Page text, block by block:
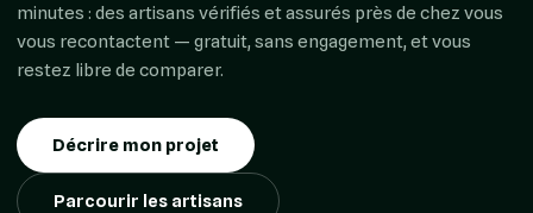
minutes : des artisans vérifiés et assurés près de chez vous
vous recontactent — gratuit, sans engagement, et vous
restez libre de comparer.
Décrire mon projet
Parcourir les artisans